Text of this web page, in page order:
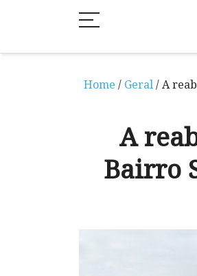
Home / Geral/ A
A
Bairro